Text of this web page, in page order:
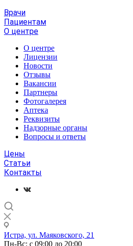
Врачи
Пациентам
О центре
О центре
Лицензии
Новости
Отзывы
Вакансии
Партнеры
Фотогалерея
Аптека
Реквизиты
Надзорные органы
Вопросы и ответы
Цены
Статьи
Контакты
Истра, ул. Маяковского, 21
Пн-Вс: с 09:00 до 20:00